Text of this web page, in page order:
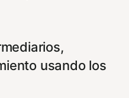
usando los